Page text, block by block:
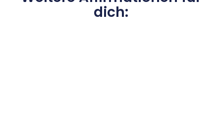
dich: